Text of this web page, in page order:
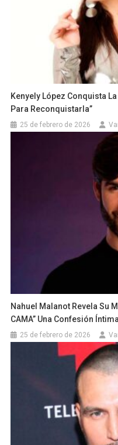
Kenyely López Conquista
Para Reconquistarla”
25 de febrero de 2026
Nahuel Malanot Revela Su
CAMA” Una Confesión
25 de febrero de 2026